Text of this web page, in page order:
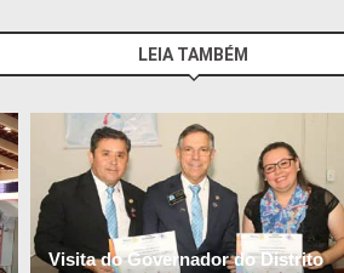
LEIA TAMBÉM
Visita do Governador do Distrito